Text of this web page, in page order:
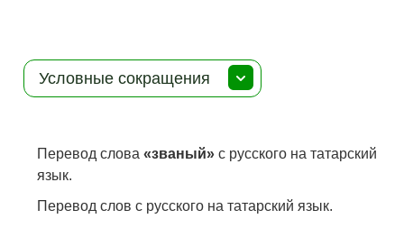
Условные сокращения
Перевод слова«званый» с русского на татарский
язык.
Перевод слов с русского на татарский язык.